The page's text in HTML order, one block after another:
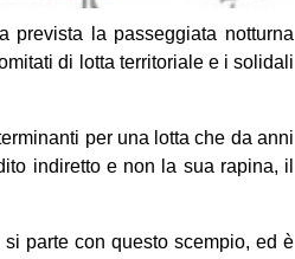
prevista la passeggiata notturna
di lotta territoriale e i solidali
per una lotta che da anni
indiretto e non la sua rapina, il
parte con questo scempio, ed è